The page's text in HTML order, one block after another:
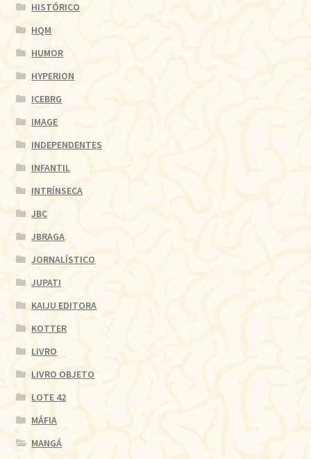
HISTÓRICO
HQM
HUMOR
HYPERION
ICEBRG
IMAGE
INDEPENDENTES
INFANTIL
INTRÍNSECA
JBC
JBRAGA
JORNALÍSTICO
JUPATI
KAIJU EDITORA
KOTTER
LIVRO
LIVRO OBJETO
LOTE 42
MÁFIA
MANGÁ